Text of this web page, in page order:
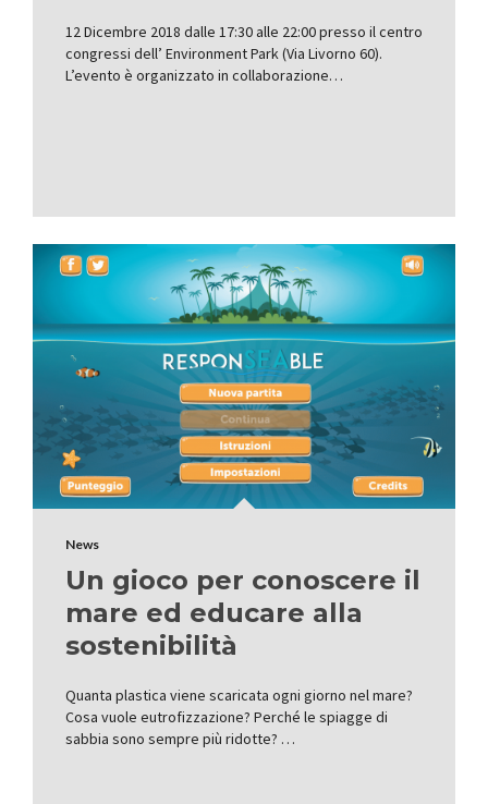
12 Dicembre 2018 dalle 17:30 alle 22:00 presso il centro
congressi dell’ Environment Park (Via Livorno 60).
L’evento è organizzato in collaborazione…
News
Un gioco per conoscere il
mare ed educare alla
sostenibilità
Quanta plastica viene scaricata ogni giorno nel mare?
Cosa vuole eutrofizzazione? Perché le spiagge di
sabbia sono sempre più ridotte? …